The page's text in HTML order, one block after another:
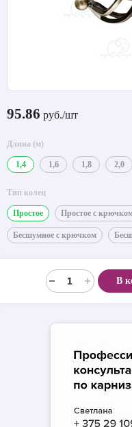
95.86 руб./шт
Длина (м)
1,4 1,6 1,8 2,0
Тип колец
Простое Простое с
Бесшумное с крючком
В